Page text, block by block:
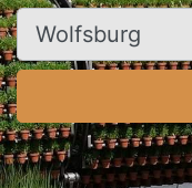
Ort, Stadt